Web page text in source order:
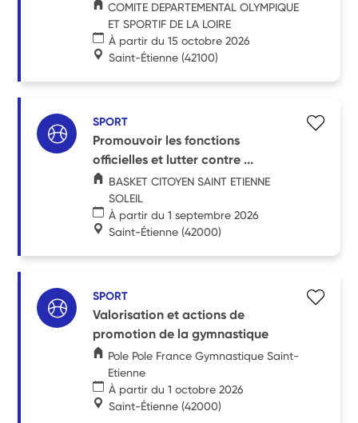
COMITE DEPARTEMENTAL OLYMPIQUE
ET SPORTIF DE LA LOIRE
À partir du 15 octobre 2026
Saint-Étienne (42100)
SPORT
Promouvoir les fonctions
officielles et lutter contre ...
BASKET CITOYEN SAINT ETIENNE
SOLEIL
À partir du 1 septembre 2026
Saint-Étienne (42000)
SPORT
Valorisation et actions de
promotion de la gymnastique
Pole Pole France Gymnastique Saint-
Etienne
À partir du 1 octobre 2026
Saint-Étienne (42000)